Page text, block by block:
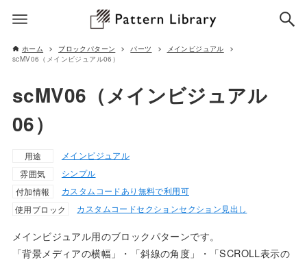
ホーム ブロックパターン パーツ
メインビジュアル
scMV06（メインビジュアル06）
scMV06（メインビジュアル
06）
用途
メインビジュアル
雰囲気
シンプル
付加情報
カスタムコードあり 無料で利用可
使用ブロック
カスタムコードセクションセクション見出し
メインビジュアル用のブロックパターンです。
「背景メディアの横幅」・「斜線の角度」・「SCROLL表示の